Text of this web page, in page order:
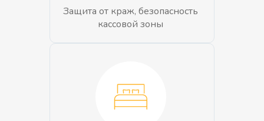
Защита от краж, безопасность
кассовой зоны